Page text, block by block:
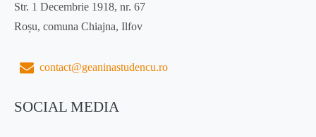
Str. 1 Decembrie 1918, nr. 67
Roșu, comuna Chiajna, Ilfov
contact@geaninastudencu.ro
SOCIAL MEDIA